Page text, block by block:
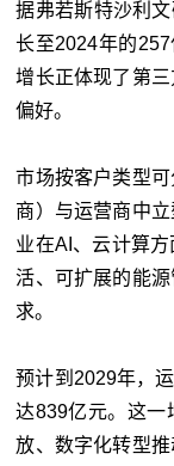
据弗若斯特沙利
长至2024年的
增长正体现了第
偏好。
市场按客户类型
商）与运营商中
业在AI、云计算
活、可扩展的能
求。
预计到2029年，
达839亿元。这一
放、数字化转型推